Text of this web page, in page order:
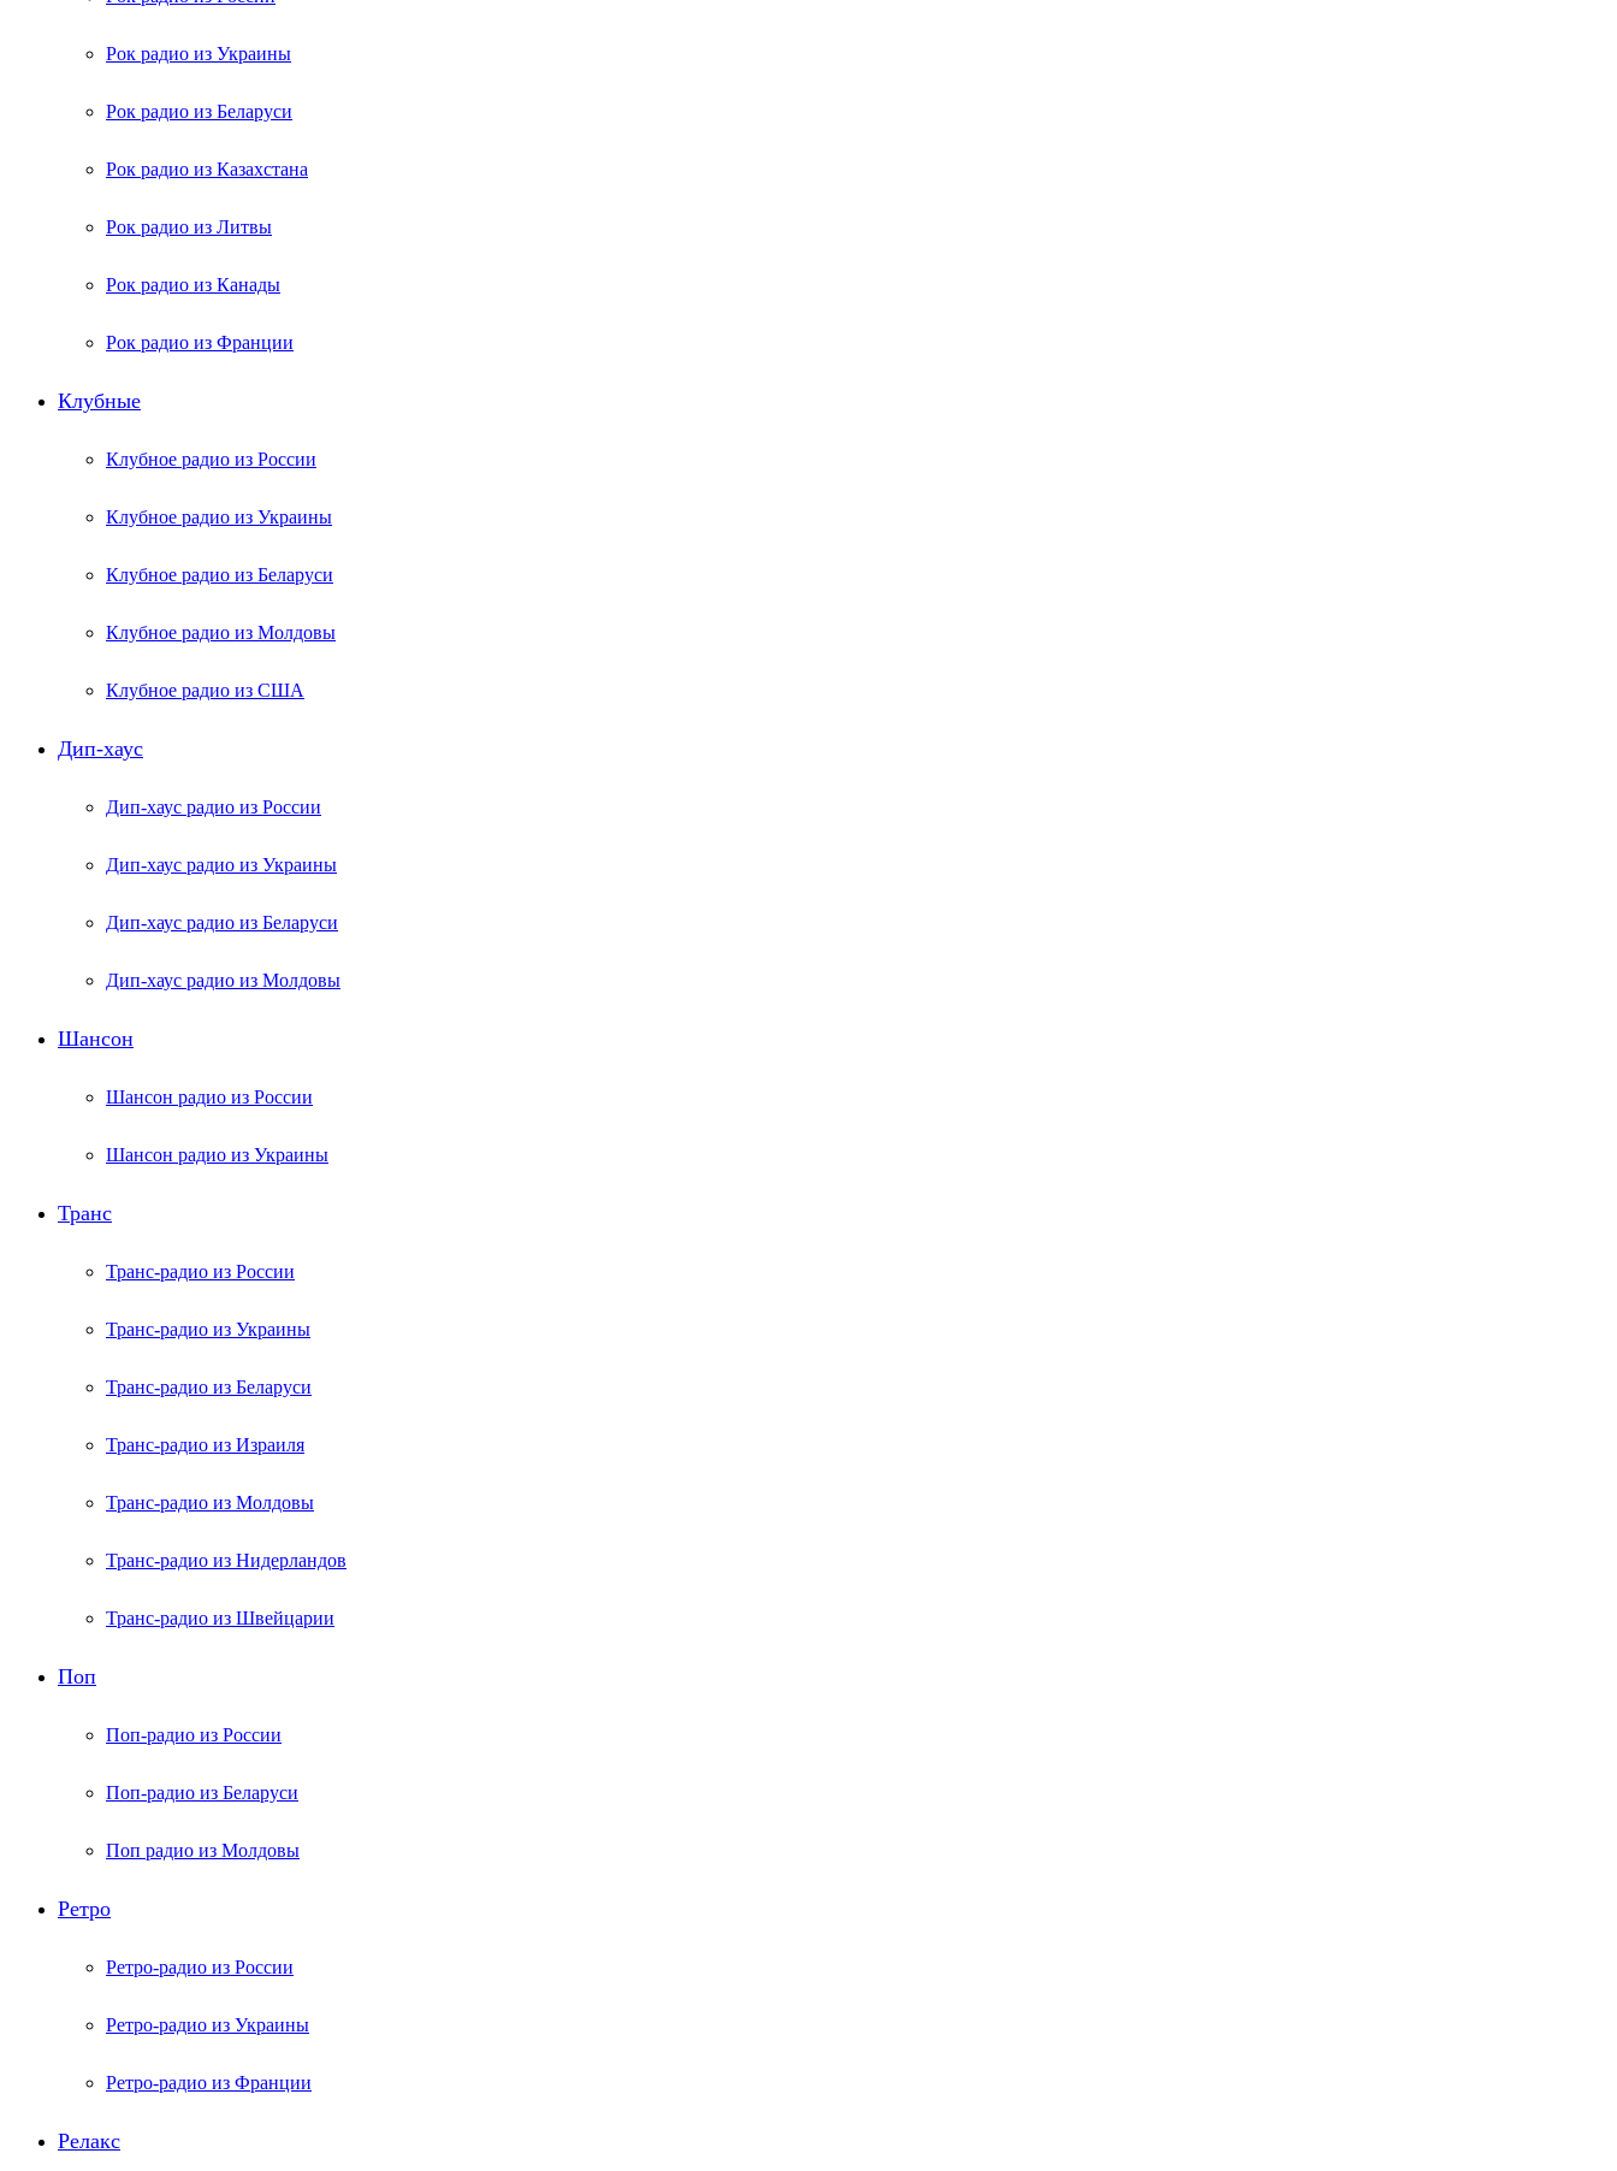
Рок радио из Украины
Рок радио из Беларуси
Рок радио из Казахстана
Рок радио из Литвы
Рок радио из Канады
Рок радио из Франции
Клубные
Клубное радио из России
Клубное радио из Украины
Клубное радио из Беларуси
Клубное радио из Молдовы
Клубное радио из США
Дип-хаус
Дип-хаус радио из России
Дип-хаус радио из Украины
Дип-хаус радио из Беларуси
Дип-хаус радио из Молдовы
Шансон
Шансон радио из России
Шансон радио из Украины
Транс
Транс-радио из России
Транс-радио из Украины
Транс-радио из Беларуси
Транс-радио из Израиля
Транс-радио из Молдовы
Транс-радио из Нидерландов
Транс-радио из Швейцарии
Поп
Поп-радио из России
Поп-радио из Беларуси
Поп радио из Молдовы
Ретро
Ретро-радио из России
Ретро-радио из Украины
Ретро-радио из Франции
Релакс